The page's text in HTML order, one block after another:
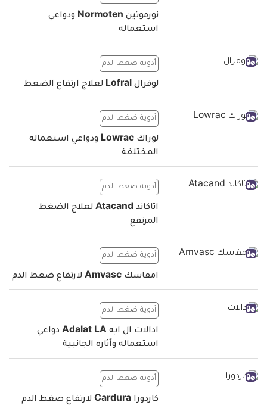
نورموتين Normoten ودواعي
استعماله
أدوية ضغط الدم
لوفرال Lofral لعلاج ارتفاع الضغط
أدوية ضغط الدم
لوراك Lowrac ودواعي استعماله
المختلفة
أدوية ضغط الدم
اتاكاند Atacand لعلاج الضغط
المرتفع
أدوية ضغط الدم
امفاسك Amvasc لارتفاع ضغط الدم
أدوية ضغط الدم
ادالات ال ايه Adalat LA دواعي
استعماله وآثاره الجانبية
أدوية ضغط الدم
كاردورا Cardura لارتفاع ضغط الدم